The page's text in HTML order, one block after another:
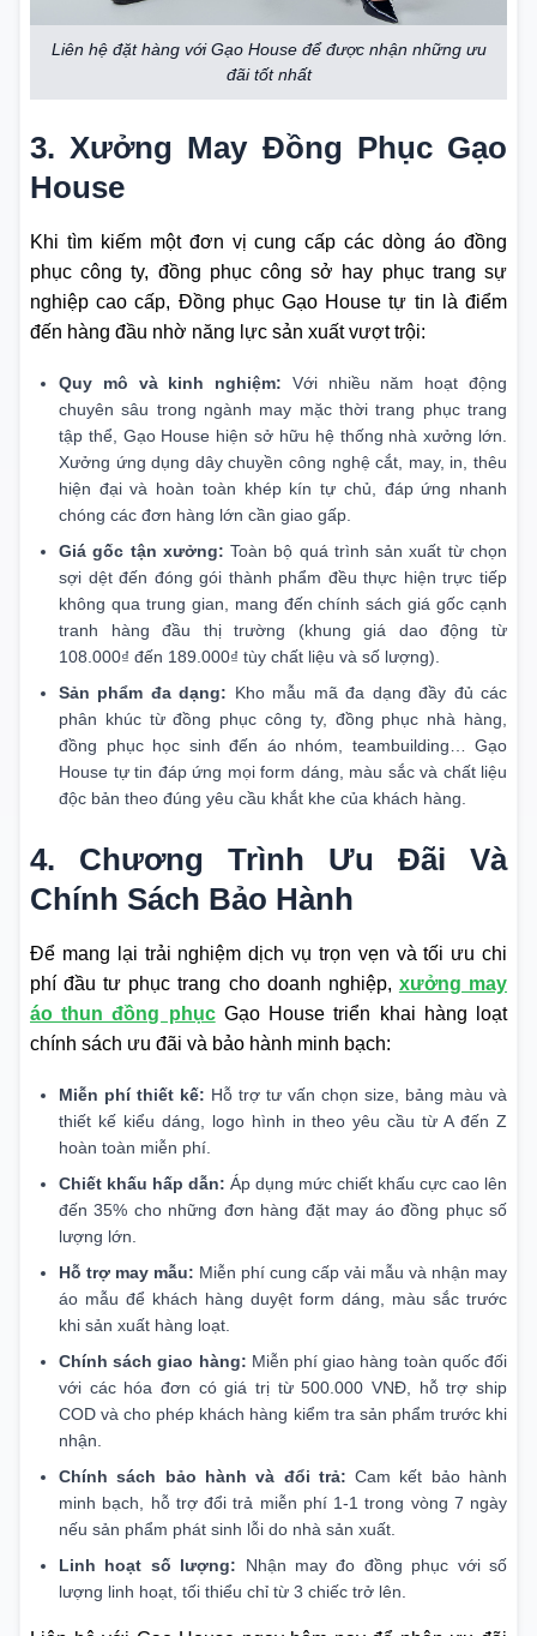
Liên hệ đặt hàng với Gạo House để được nhận những ưu
đãi tốt nhất
3. Xưởng May Đồng Phục Gạo
House
Khi tìm kiếm một đơn vị cung cấp các dòng áo đồng
phục công ty, đồng phục công sở hay phục trang sự
nghiệp cao cấp, Đồng phục Gạo House tự tin là điểm
đến hàng đầu nhờ năng lực sản xuất vượt trội:
Quy mô và kinh nghiệm: Với nhiều năm hoạt động
chuyên sâu trong ngành may mặc thời trang phục trang
tập thể, Gạo House hiện sở hữu hệ thống nhà xưởng lớn.
Xưởng ứng dụng dây chuyền công nghệ cắt, may, in, thêu
hiện đại và hoàn toàn khép kín tự chủ, đáp ứng nhanh
chóng các đơn hàng lớn cần giao gấp.
Giá gốc tận xưởng: Toàn bộ quá trình sản xuất từ chọn
sợi dệt đến đóng gói thành phẩm đều thực hiện trực tiếp
không qua trung gian, mang đến chính sách giá gốc cạnh
tranh hàng đầu thị trường (khung giá dao động từ
108.000₫ đến 189.000₫ tùy chất liệu và số lượng).
Sản phẩm đa dạng: Kho mẫu mã đa dạng đầy đủ các
phân khúc từ đồng phục công ty, đồng phục nhà hàng,
đồng phục học sinh đến áo nhóm, teambuilding… Gạo
House tự tin đáp ứng mọi form dáng, màu sắc và chất liệu
độc bản theo đúng yêu cầu khắt khe của khách hàng.
4. Chương Trình Ưu Đãi Và
Chính Sách Bảo Hành
Để mang lại trải nghiệm dịch vụ trọn vẹn và tối ưu chi
phí đầu tư phục trang cho doanh nghiệp, xưởng may
áo thun đồng phụcGạo House triển khai hàng loạt
chính sách ưu đãi và bảo hành minh bạch:
Miễn phí thiết kế: Hỗ trợ tư vấn chọn size, bảng màu và
thiết kế kiểu dáng, logo hình in theo yêu cầu từ A đến Z
hoàn toàn miễn phí.
Chiết khấu hấp dẫn: Áp dụng mức chiết khấu cực cao lên
đến 35% cho những đơn hàng đặt may áo đồng phục số
lượng lớn.
Hỗ trợ may mẫu: Miễn phí cung cấp vải mẫu và nhận may
áo mẫu để khách hàng duyệt form dáng, màu sắc trước
khi sản xuất hàng loạt.
Chính sách giao hàng: Miễn phí giao hàng toàn quốc đối
với các hóa đơn có giá trị từ 500.000 VNĐ, hỗ trợ ship
COD và cho phép khách hàng kiểm tra sản phẩm trước khi
nhận.
Chính sách bảo hành và đổi trả: Cam kết bảo hành
minh bạch, hỗ trợ đổi trả miễn phí 1-1 trong vòng 7 ngày
nếu sản phẩm phát sinh lỗi do nhà sản xuất.
Linh hoạt số lượng: Nhận may đo đồng phục với số
lượng linh hoạt, tối thiểu chỉ từ 3 chiếc trở lên.